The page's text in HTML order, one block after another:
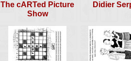
The cARTed Picture
Show
Didier